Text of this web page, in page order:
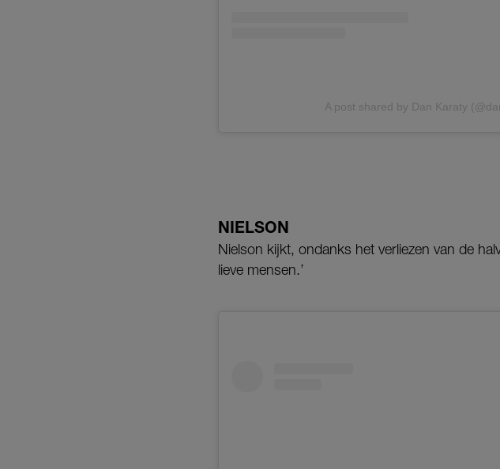
A post shared by Dan Karaty
NIELSON
Nielson kijkt, ondanks het verliezen van de
lieve mensen.’